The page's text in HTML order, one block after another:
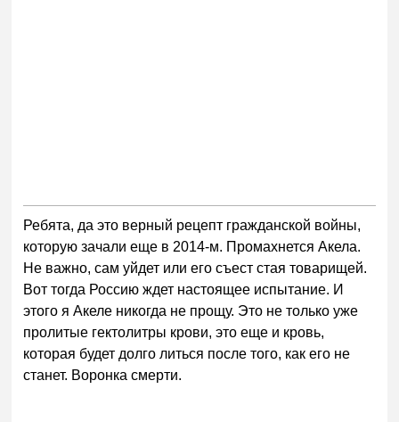
Ребята, да это верный рецепт гражданской войны,
которую зачали еще в 2014-м. Промахнется Акела.
Не важно, сам уйдет или его съест стая товарищей.
Вот тогда Россию ждет настоящее испытание. И
этого я Акеле никогда не прощу. Это не только уже
пролитые гектолитры крови, это еще и кровь,
которая будет долго литься после того, как его не
станет. Воронка смерти.